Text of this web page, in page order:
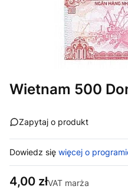
Wietnam 500
Zapytaj o produkt
Dowiedz się więcej o
Cena
4,00 złVAT marża